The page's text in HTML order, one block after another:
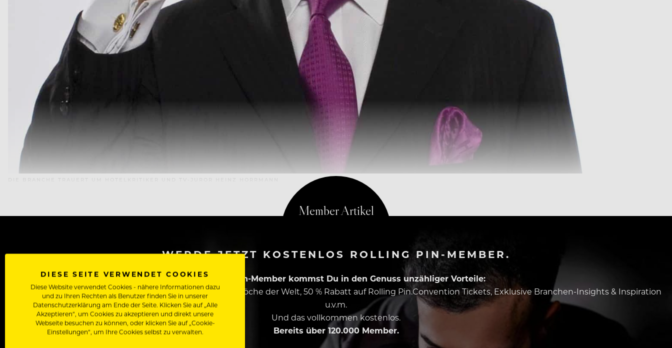
WERDE JETZT KOSTENLOS ROLLING PIN-MEMBER.
Als Rolling Pin-Member kommst Du in den Genuss unzähliger Vorteile:
Zugriff auf alle Artikel, Videos & Masterclasses der besten Köche der Welt, 50 % Rabatt auf Rolling Pin.Convention Tickets, Exklusive Branchen-Insights & Inspiration
u.v.m.
Und das vollkommen kostenlos.
Bereits über 120.000 Member.
DIESE SEITE VERWENDET COOKIES
Diese Website verwendet Cookies - nähere Informationen dazu
und zu Ihren Rechten als Benutzer finden Sie in unserer
Datenschutzerklärung am Ende der Seite. Klicken Sie auf „Alle
Akzeptieren“, um Cookies zu akzeptieren und direkt unsere
Webseite besuchen zu können, oder klicken Sie auf „Cookie-
Einstellungen“, um Ihre Cookies selbst zu verwalten.